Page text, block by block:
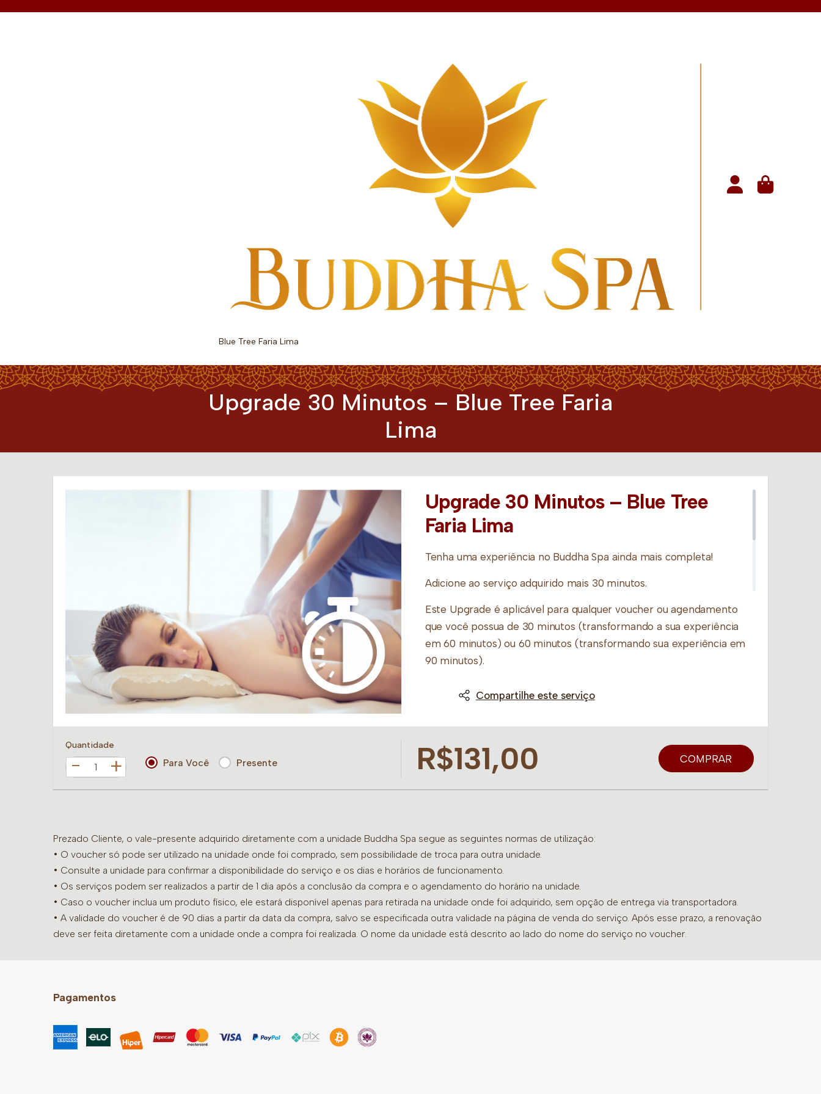
Blue Tree Faria Lima
Upgrade 30 Minutos – Blue Tree Faria
Lima
Upgrade 30 Minutos – Blue Tree
Faria Lima
Tenha uma experiência no Buddha Spa ainda mais completa!
Adicione ao serviço adquirido mais 30 minutos.
Este Upgrade é aplicável para qualquer voucher ou agendamento
que você possua de 30 minutos (transformando a sua experiência
em 60 minutos) ou 60 minutos (transformando sua experiência em
90 minutos).
Basta apresentar no dia de seu atendimento seu voucher de
Upgrade na unidade Buddha Spa escolhida! 😉
Obs: o Upgrade é válido somente para os seguintes serviços:
– Candle Massage
– Massagem Ayurvédica
– Relaxante Corporal
E não esqueça de realizar o agendamento de seu serviço já
adicionando o tempo adicional do Upgrade (variações de 60 ou 90
minutos).
Compartilhe este serviço
Quantidade
+ Para Você Presente R$131,00 COMPRAR
Prezado Cliente, o vale-presente adquirido diretamente com a unidade Buddha Spa segue as seguintes normas de utilização:
• O voucher só pode ser utilizado na unidade onde foi comprado, sem possibilidade de troca para outra unidade.
• Consulte a unidade para confirmar a disponibilidade do serviço e os dias e horários de funcionamento.
• Os serviços podem ser realizados a partir de 1 dia após a conclusão da compra e o agendamento do horário na unidade.
• Caso o voucher inclua um produto físico, ele estará disponível apenas para retirada na unidade onde foi adquirido, sem opção de entrega via transportadora.
• A validade do voucher é de 90 dias a partir da data da compra, salvo se especificada outra validade na página de venda do serviço. Após esse prazo, a renovação
deve ser feita diretamente com a unidade onde a compra foi realizada. O nome da unidade está descrito ao lado do nome do serviço no voucher.
Pagamentos